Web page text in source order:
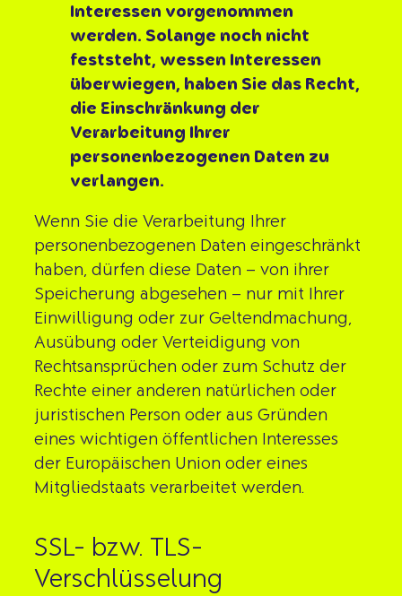
Interessen vorgenommen
werden. Solange noch nicht
feststeht, wessen Interessen
überwiegen, haben Sie das Recht,
die Einschränkung der
Verarbeitung Ihrer
personenbezogenen Daten zu
verlangen.
Wenn Sie die Verarbeitung Ihrer
personenbezogenen Daten eingeschränkt
haben, dürfen diese Daten – von ihrer
Speicherung abgesehen – nur mit Ihrer
Einwilligung oder zur Geltendmachung,
Ausübung oder Verteidigung von
Rechtsansprüchen oder zum Schutz der
Rechte einer anderen natürlichen oder
juristischen Person oder aus Gründen
eines wichtigen öffentlichen Interesses
der Europäischen Union oder eines
Mitgliedstaats verarbeitet werden.
SSL- bzw. TLS-
Verschlüsselung